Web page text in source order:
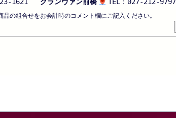
の組合せをお会計時のコメント欄にご記入ください。